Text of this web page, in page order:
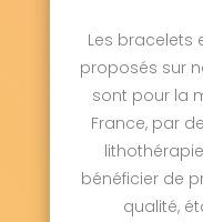
Les bracelets
proposés sur
sont pour la
France, par
bénéficier de
qualité,